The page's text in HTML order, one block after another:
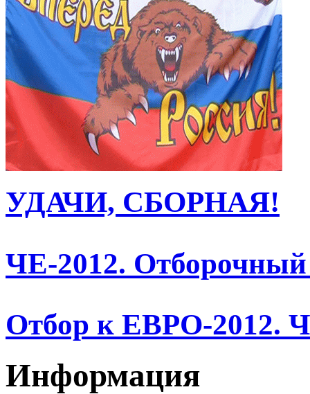
УДАЧИ, СБОРНАЯ!
ЧЕ-2012. Отборочный
Отбор к ЕВРО-2012.
Информация